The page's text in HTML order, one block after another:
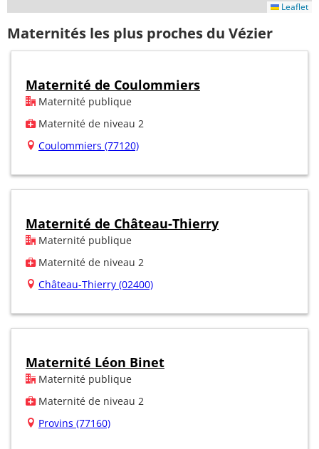
Leaflet
Maternités les plus proches du Vézier
Maternité de Coulommiers
Maternité publique
Maternité de niveau 2
Coulommiers (77120)
Maternité de Château-Thierry
Maternité publique
Maternité de niveau 2
Château-Thierry (02400)
Maternité Léon Binet
Maternité publique
Maternité de niveau 2
Provins (77160)